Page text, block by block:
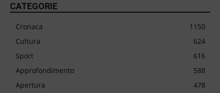
CATEGORIE
Cronaca
1150
Cultura
624
Sport
616
Approfondimento
588
Apertura
478